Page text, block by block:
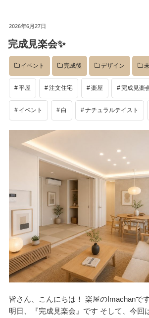
投
日:
2026年6月27日
完成見楽会✨
イベント 完成後 デザイン
平屋 注文住宅 楽屋 完成見楽
イベント 白 ナチュラルテイスト
皆さん、こんにちは！ 楽屋のImachanで
明日、『完成見楽会』です そして、今回